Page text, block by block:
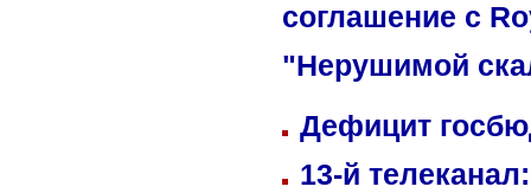
соглашение с
"Нерушимой
Дефицит
13-й